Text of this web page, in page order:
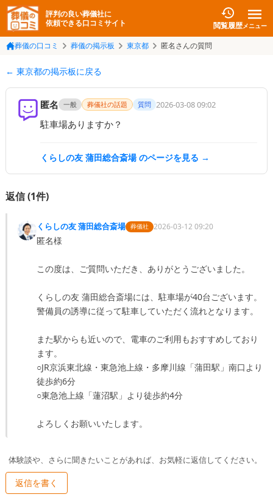
評判の良い葬儀社に
依頼できる口コミサイト
閲覧履歴メニュー
葬儀の口コミ 葬儀の掲示板 東京都 匿名さんの質問
← 東京都の掲示板に戻る
匿名 一般 葬儀社の話題 質問 2026-03-08 09:02
駐車場ありますか？
くらしの友 蒲田総合斎場のページを見る →
返信 (1件)
くらしの友 蒲田総合斎場 葬儀社 2026-03-12 09:20
匿名様
この度は、ご質問いただき、ありがとうございました。
くらしの友 蒲田総合斎場には、駐車場が40台ございます。
警備員の誘導に従って駐車していただく流れとなります。
また駅からも近いので、電車のご利用もおすすめしており
ます。
○JR京浜東北線・東急池上線・多摩川線「蒲田駅」南口より
徒歩約6分
○東急池上線「蓮沼駅」より徒歩約4分
よろしくお願いいたします。
体験談や、さらに聞きたいことがあれば、お気軽に返信してください。
返信を書く